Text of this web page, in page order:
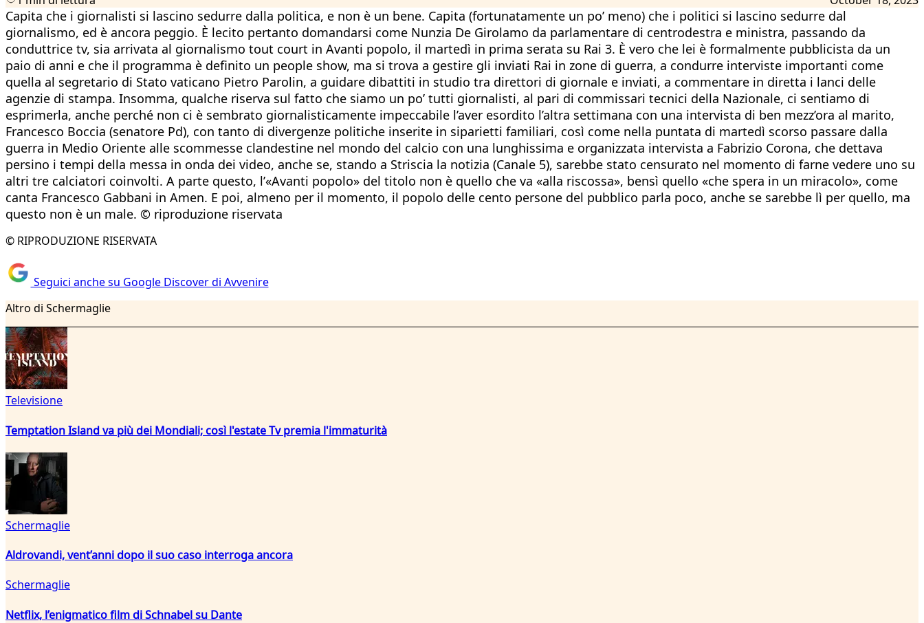
Capita che i giornalisti si lascino sedurre dalla politica, e non è un bene. Capita (fortunatamente un po’ meno) che i politici si lascino sedurre dal
giornalismo, ed è ancora peggio. È lecito pertanto domandarsi come Nunzia De Girolamo da parlamentare di centrodestra e ministra, passando da
conduttrice tv, sia arrivata al giornalismo tout court in Avanti popolo, il martedì in prima serata su Rai 3. È vero che lei è formalmente pubblicista da un
paio di anni e che il programma è definito un people show, ma si trova a gestire gli inviati Rai in zone di guerra, a condurre interviste importanti come
quella al segretario di Stato vaticano Pietro Parolin, a guidare dibattiti in studio tra direttori di giornale e inviati, a commentare in diretta i lanci delle
agenzie di stampa. Insomma, qualche riserva sul fatto che siamo un po’ tutti giornalisti, al pari di commissari tecnici della Nazionale, ci sentiamo di
esprimerla, anche perché non ci è sembrato giornalisticamente impeccabile l’aver esordito l’altra settimana con una intervista di ben mezz’ora al marito,
Francesco Boccia (senatore Pd), con tanto di divergenze politiche inserite in siparietti familiari, così come nella puntata di martedì scorso passare dalla
guerra in Medio Oriente alle scommesse clandestine nel mondo del calcio con una lunghissima e organizzata intervista a Fabrizio Corona, che dettava
persino i tempi della messa in onda dei video, anche se, stando a Striscia la notizia (Canale 5), sarebbe stato censurato nel momento di farne vedere uno su
altri tre calciatori coinvolti. A parte questo, l’«Avanti popolo» del titolo non è quello che va «alla riscossa», bensì quello «che spera in un miracolo», come
canta Francesco Gabbani in Amen. E poi, almeno per il momento, il popolo delle cento persone del pubblico parla poco, anche se sarebbe lì per quello, ma
questo non è un male. © riproduzione riservata
© RIPRODUZIONE RISERVATA
Seguici anche su Google Discover di Avvenire
Altro di Schermaglie
Televisione
Temptation Island va più dei Mondiali; così l'estate Tv premia l'immaturità
Schermaglie
Aldrovandi, vent’anni dopo il suo caso interroga ancora
Schermaglie
Netflix, l’enigmatico film di Schnabel su Dante